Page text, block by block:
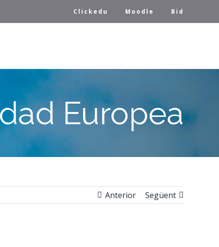
Clickedu Moodle Bid
Europea
Anterior Següent